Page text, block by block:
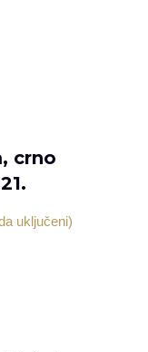
crno
uključeni)